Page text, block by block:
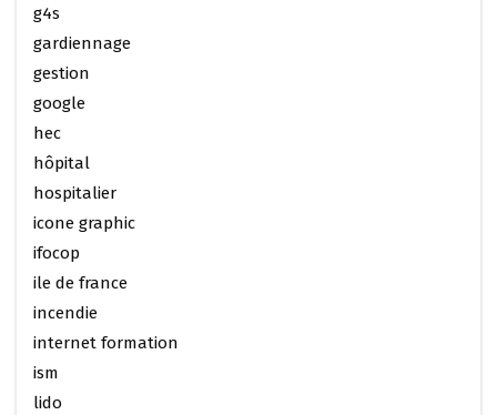
g4s
gardiennage
gestion
google
hec
hôpital
hospitalier
icone graphic
ifocop
ile de france
incendie
internet formation
ism
lido